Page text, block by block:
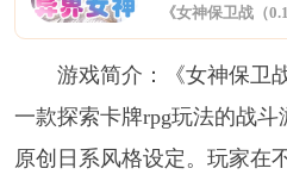
游戏简介：《女神保卫
一款探索卡牌rpg玩法的战
原创日系风格设定。玩家在